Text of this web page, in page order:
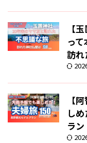
【
っ
訪れ
【
し
ラン